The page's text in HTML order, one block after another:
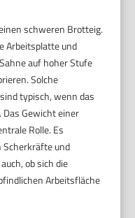
schweren Brotteig.
Arbeitsplatte und
auf hoher Stufe
Solche
typisch, wenn das
Gewicht einer
Rolle. Es
Scherkräfte und
ob sich die
Arbeitsfläche